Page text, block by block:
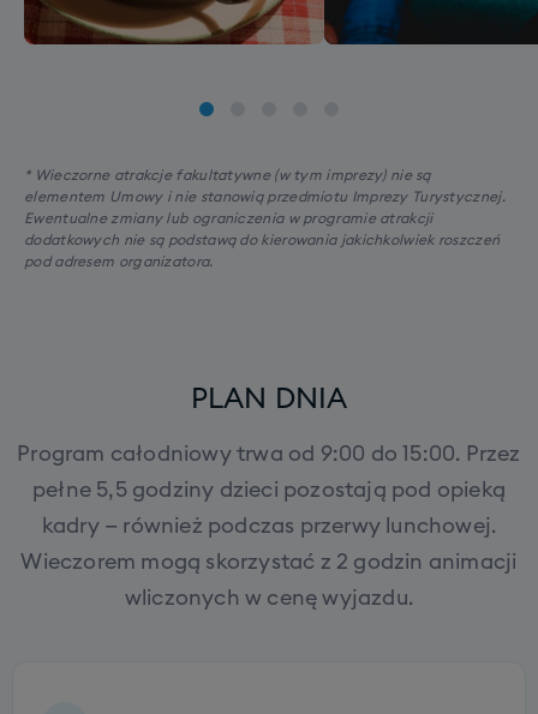
* Wieczorne atrakcje fakultatywne (w tym imprezy) nie są
elementem Umowy i nie stanowią przedmiotu Imprezy Turystycznej.
Ewentualne zmiany lub ograniczenia w programie atrakcji
dodatkowych nie są podstawą do kierowania jakichkolwiek roszczeń
pod adresem organizatora.
PLAN DNIA
Program całodniowy trwa od 9:00 do 15:00. Przez
pełne 5,5 godziny dzieci pozostają pod opieką
kadry — również podczas przerwy lunchowej.
Wieczorem mogą skorzystać z 2 godzin animacji
wliczonych w cenę wyjazdu.